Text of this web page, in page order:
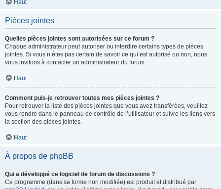
Haut
Pièces jointes
Quelles pièces jointes sont autorisées sur ce forum ?
Chaque administrateur peut autoriser ou interdire certains types de pièces
jointes. Si vous n’êtes pas certain de savoir ce qui est autorisé ou non, nous
vous invitons à contacter un administrateur du forum.
Haut
Comment puis-je retrouver toutes mes pièces jointes ?
Pour retrouver la liste des pièces jointes que vous avez transférées, veuillez
vous rendre dans le panneau de contrôle de l’utilisateur et suivre les liens vers
la section des pièces jointes.
Haut
À propos de phpBB
Qui a développé ce logiciel de forum de discussions ?
Ce programme (dans sa forme non modifiée) est produit et distribué par